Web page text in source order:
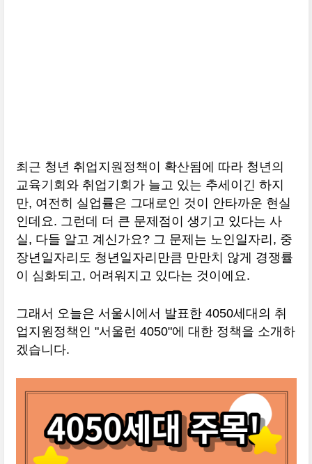
최근 청년 취업지원정책이 확산됨에 따라 청년의
교육기회와 취업기회가 늘고 있는 추세이긴 하지
만, 여전히 실업률은 그대로인 것이 안타까운 현실
인데요. 그런데 더 큰 문제점이 생기고 있다는 사
실, 다들 알고 계신가요? 그 문제는 노인일자리, 중
장년일자리도 청년일자리만큼 만만치 않게 경쟁률
이 심화되고, 어려워지고 있다는 것이에요.
그래서 오늘은 서울시에서 발표한 4050세대의 취
업지원정책인 "서울런 4050"에 대한 정책을 소개하
겠습니다.